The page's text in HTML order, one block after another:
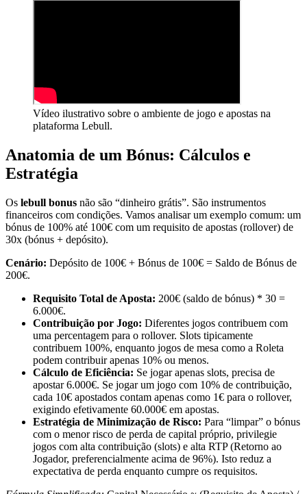
Vídeo ilustrativo sobre o ambiente de jogo e apostas na
plataforma Lebull.
Anatomia de um Bónus: Cálculos e
Estratégia
Os lebull bonus não são “dinheiro grátis”. São instrumentos
financeiros com condições. Vamos analisar um exemplo comum: um
bónus de 100% até 100€ com um requisito de apostas (rollover) de
30x (bónus + depósito).
Cenário: Depósito de 100€ + Bónus de 100€ = Saldo de Bónus de
200€.
Requisito Total de Aposta: 200€ (saldo de bónus) * 30 =
6.000€.
Contribuição por Jogo: Diferentes jogos contribuem com
uma percentagem para o rollover. Slots tipicamente
contribuem 100%, enquanto jogos de mesa como a Roleta
podem contribuir apenas 10% ou menos.
Cálculo de Eficiência: Se jogar apenas slots, precisa de
apostar 6.000€. Se jogar um jogo com 10% de contribuição,
cada 10€ apostados contam apenas como 1€ para o rollover,
exigindo efetivamente 60.000€ em apostas.
Estratégia de Minimização de Risco: Para “limpar” o bónus
com o menor risco de perda de capital próprio, privilegie
jogos com alta contribuição (slots) e alta RTP (Retorno ao
Jogador, preferencialmente acima de 96%). Isto reduz a
expectativa de perda enquanto cumpre os requisitos.